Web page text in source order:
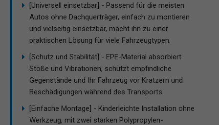
[Universell einsetzbar] - Passend für die meisten
Autos ohne Dachquerträger, einfach zu montieren
und vielseitig einsetzbar, macht ihn zu einer
praktischen Lösung für viele Fahrzeugtypen.
[Schutz und Stabilität] - EPE-Material absorbiert
Stöße und Vibrationen, schützt empfindliche
Gegenstände und Ihr Fahrzeug vor Kratzern und
Beschädigungen während des Transports.
[Einfache Montage] - Kinderleichte Installation ohne
Werkzeug, mit zwei starken Polypropylen-